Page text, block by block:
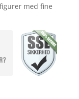
med fine